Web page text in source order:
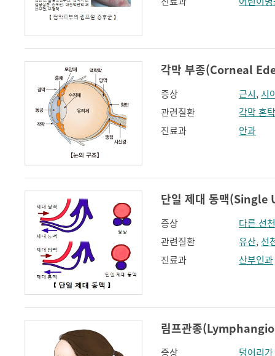
각막 부종(Corneal
증상 근시, 시
관련질환
각막 혼
진료과
안과
단일 제대 동맥
증상
다른 선
관련질환
유산, 선
진료과
산부인과
림프관종
증상
덩어리